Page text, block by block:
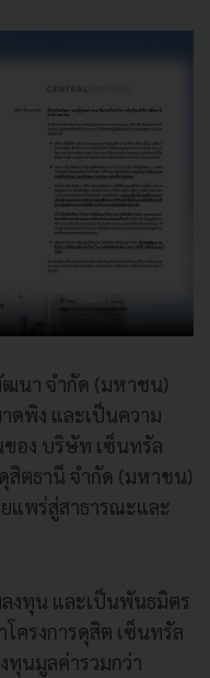
นา จำกัด (มหาชน)
ดพิง และเป็นความ
ของ บริษัท เซ็นทรัล
ตธานี จำกัด (มหาชน)
แพร่สู่สาธารณะและ
งทุน และเป็นพันธมิตร
ครงการดุสิต เซ็นทรัล
ทุนมูลค่ารวมกว่า